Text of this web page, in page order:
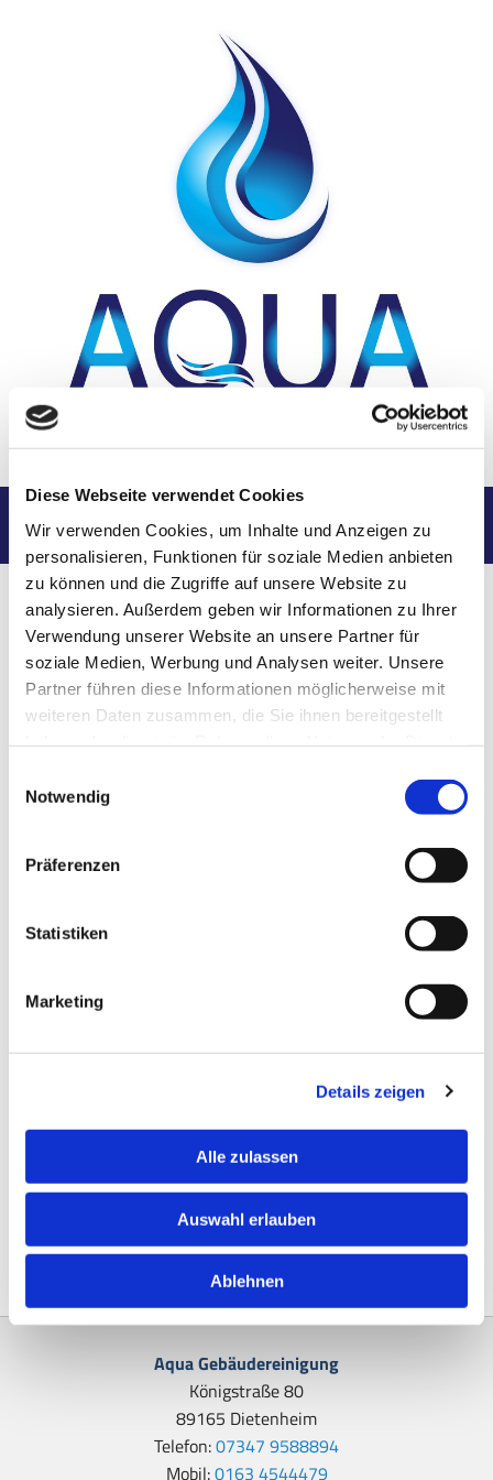
Diese Webseite verwendet Cookies
Wir verwenden Cookies, um Inhalte und Anzeigen zu
personalisieren, Funktionen für soziale Medien anbieten
zu können und die Zugriffe auf unsere Website zu
analysieren. Außerdem geben wir Informationen zu Ihrer
Verwendung unserer Website an unsere Partner für
soziale Medien, Werbung und Analysen weiter. Unsere
Partner führen diese Informationen möglicherweise mit
weiteren Daten zusammen, die Sie ihnen bereitgestellt
Notwendig
Präferenzen
Statistiken
Marketing
Details zeigen
Alle zulassen
Auswahl erlauben
Ablehnen
Rufen Sie uns gerne an:07347 9588894
Impressum
Aqua Gebäudereinigung
Königstraße 80
89165 Dietenheim
Telefon:07347 9588894
E-Mail:aqua-reinigung@outlook.de
Streitbeilegungsverfahren vor einer
kpage.de
Aqua Gebäudereinigung
Königstraße 80
89165 Dietenheim
Telefon:07347 9588894
Mobil:0163 4544479